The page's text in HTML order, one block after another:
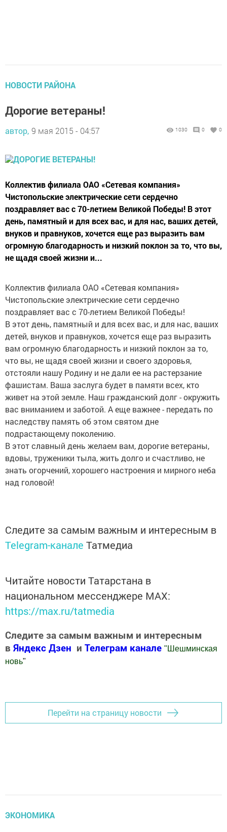
НОВОСТИ РАЙОНА
Дорогие ветераны!
автор, 9 мая 2015 - 04:57 1030 0 0
Коллектив филиала ОАО «Сетевая компания»
Чистопольские электрические сети сердечно
поздравляет вас с 70-летием Великой Победы! В этот
день, памятный и для всех вас, и для нас, ваших детей,
внуков и правнуков, хочется еще раз выразить вам
огромную благодарность и низкий поклон за то, что вы,
не щадя своей жизни и...
Коллектив филиала ОАО «Сетевая компания»
Чистопольские электрические сети сердечно
поздравляет вас с 70-летием Великой Победы!
В этот день, памятный и для всех вас, и для нас, ваших
детей, внуков и правнуков, хочется еще раз выразить
вам огромную благодарность и низкий поклон за то,
что вы, не щадя своей жизни и своего здоровья,
отстояли нашу Родину и не дали ее на растерзание
фашистам. Ваша заслуга будет в памяти всех, кто
живет на этой земле. Наш гражданский долг - окружить
вас вниманием и заботой. А еще важнее - передать по
наследству память об этом святом дне
подрастающему поколению.
В этот славный день желаем вам, дорогие ветераны,
вдовы, труженики тыла, жить долго и счастливо, не
знать огорчений, хорошего настроения и мирного неба
над головой!
Следите за самым важным и интересным в
Telegram-канале Татмедиа
Читайте новости Татарстана в
национальном мессенджере MАХ:
https://max.ru/tatmedia
Следите за самым важным и интересным
в Яндекс Дзен и Телеграм канале " Шешминская
новь"
Перейти на страницу новости
ЭКОНОМИКА